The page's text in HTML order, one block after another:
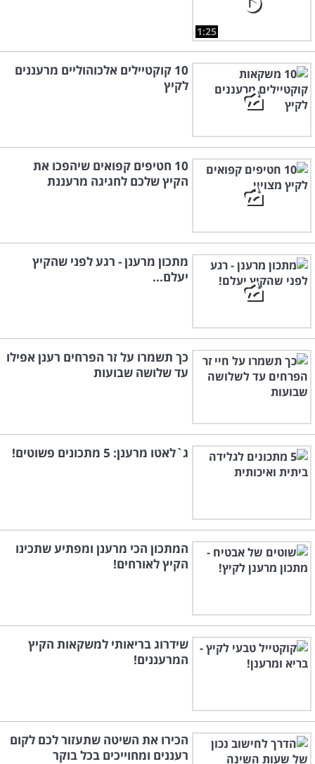
1:25
10 קוקטיילים אלכוהוליים מרעננים
לקיץ
10 חטיפים קפואים שיהפכו את
הקיץ שלכם לחגיגה מרעננת
מתכון מרענן - רגע לפני שהקיץ
יעלם...
כך תשמרו על זר הפרחים רענן אפילו
עד שלושה שבועות
ג`לאטו מרענן: 5 מתכונים פשוטים!
המתכון הכי מרענן ומפתיע שתכינו
הקיץ לאורחים!
שידרוג בריאותי למשקאות הקיץ
המרעננים!
הכירו את השיטה שתעזור לכם לקום
רעננים ומחוייכים בכל בוקר